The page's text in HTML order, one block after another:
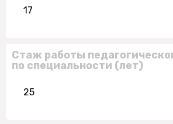
17
Стаж работы
по специальности (лет)
25